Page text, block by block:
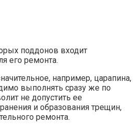
поддонов входит
его ремонта.
например, царапина,
выполнять сразу же по
не допустить ее
и образования трещин,
ремонта.